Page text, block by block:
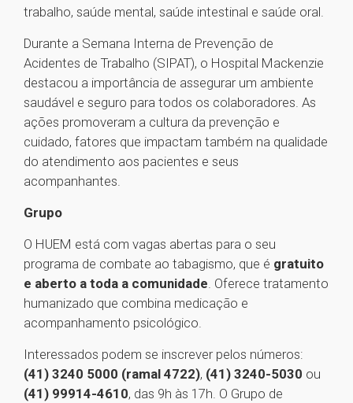
trabalho, saúde mental, saúde intestinal e saúde oral.
Durante a Semana Interna de Prevenção de
Acidentes de Trabalho (SIPAT), o Hospital Mackenzie
destacou a importância de assegurar um ambiente
saudável e seguro para todos os colaboradores. As
ações promoveram a cultura da prevenção e
cuidado, fatores que impactam também na qualidade
do atendimento aos pacientes e seus
acompanhantes.
Grupo
O HUEM está com vagas abertas para o seu
programa de combate ao tabagismo, que é gratuito
e aberto a toda a comunidade. Oferece tratamento
humanizado que combina medicação e
acompanhamento psicológico.
Interessados podem se inscrever pelos números:
(41) 3240 5000 (ramal 4722), (41) 3240-5030 ou
(41) 99914-4610, das 9h às 17h. O Grupo de